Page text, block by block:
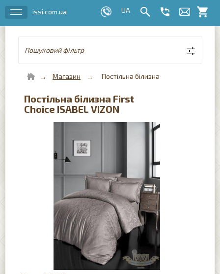
issi.com.ua
Пошуковий фільтр
Магазин Постільна білизна
Постільна білизна First
Choice ISABEL VIZON